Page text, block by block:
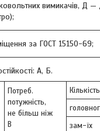
вимикачів, Д —
за ГОСТ 15150-69;
А, Б.
Потреб.
потужність,
не більш ніж
В
зам-їх